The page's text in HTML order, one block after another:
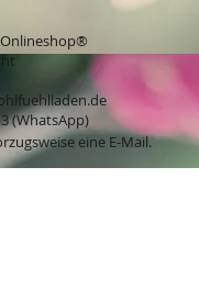
(WhatsApp)
eine E-Mail.